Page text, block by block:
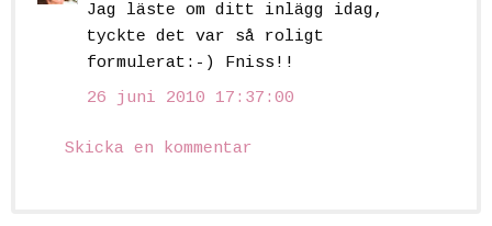
Jag läste om ditt inlägg idag,
tyckte det var så roligt
formulerat:-) Fniss!!
26 juni 2010 17:37:00
Skicka en kommentar